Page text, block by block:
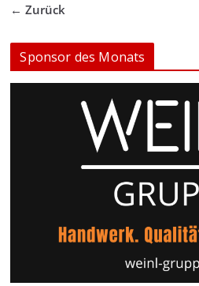
← Zurück
Sponsor des Monats